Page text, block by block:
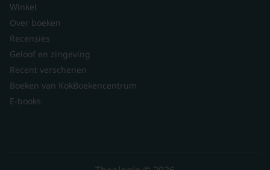
Winkel
Over boeken
Recensies
Geloof en zingeving
Recent verschenen
Boeken van KokBoekencentrum
E-books